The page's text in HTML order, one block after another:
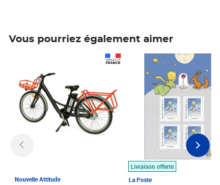
Vous pourriez également aimer
Nouvelle Attitude
Livraison offerte
La Poste
Prix 7,50€